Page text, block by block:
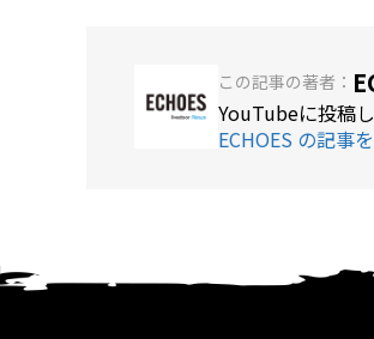
この記事の著者：
YouTubeに投稿
ECHOES の記事